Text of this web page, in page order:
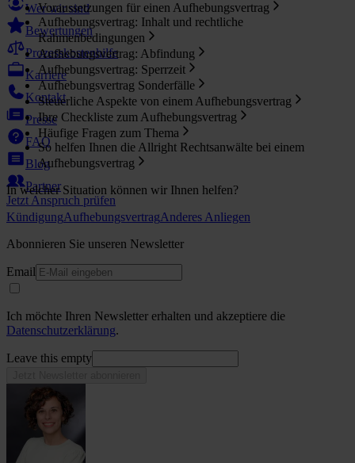
Wer wir sind
Bewertungen
Prozesskostenhilfe
Karriere
Kontakt
Presse
FAQ
Blog
Partner
Jetzt Anspruch prüfen
Voraussetzungen für einen Aufhebungsvertrag
Aufhebungsvertrag: Inhalt und rechtliche
Rahmenbedingungen
Aufhebungsvertrag: Abfindung
Aufhebungsvertrag: Sperrzeit
Aufhebungsvertrag Sonderfälle
Steuerliche Aspekte von einem Aufhebungsvertrag
Ihre Checkliste zum Aufhebungsvertrag
Häufige Fragen zum Thema
So helfen Ihnen die Allright Rechtsanwälte bei einem
Aufhebungsvertrag
In welcher Situation können wir Ihnen helfen?
KündigungAufhebungsvertragAnderes Anliegen
Abonnieren Sie unseren Newsletter
Email
Ich möchte Ihren Newsletter erhalten und akzeptiere die
Datenschutzerklärung.
Leave this empty